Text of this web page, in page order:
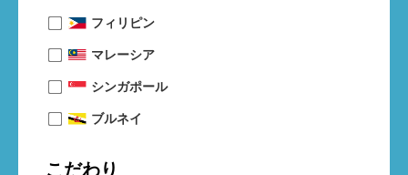
フィリピン
マレーシア
シンガポール
ブルネイ
こだわり